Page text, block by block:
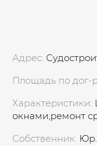
Адрес:
Площадь по дог-
Характеристики:
окнами,ремонт
Собственник: